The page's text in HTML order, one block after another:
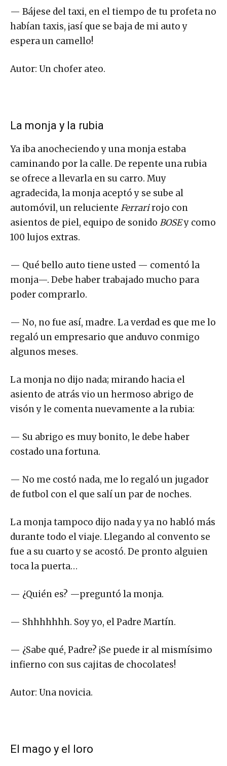
— Bájese del taxi, en el tiempo de tu profeta no
habían taxis, ¡así que se baja de mi auto y
espera un camello!
Autor: Un chofer ateo.
La monja y la rubia
Ya iba anocheciendo y una monja estaba
caminando por la calle. De repente una rubia
se ofrece a llevarla en su carro. Muy
agradecida, la monja aceptó y se sube al
automóvil, un reluciente Ferrarirojo con
asientos de piel, equipo de sonido BOSEy como
100 lujos extras.
— Qué bello auto tiene usted — comentó la
monja—. Debe haber trabajado mucho para
poder comprarlo.
— No, no fue así, madre. La verdad es que me lo
regaló un empresario que anduvo conmigo
algunos meses.
La monja no dijo nada; mirando hacia el
asiento de atrás vio un hermoso abrigo de
visón y le comenta nuevamente a la rubia:
— Su abrigo es muy bonito, le debe haber
costado una fortuna.
— No me costó nada, me lo regaló un jugador
de futbol con el que salí un par de noches.
La monja tampoco dijo nada y ya no habló más
durante todo el viaje. Llegando al convento se
fue a su cuarto y se acostó. De pronto alguien
toca la puerta…
— ¿Quién es? —preguntó la monja.
— Shhhhhhh. Soy yo, el Padre Martín.
— ¿Sabe qué, Padre? ¡Se puede ir al mismísimo
infierno con sus cajitas de chocolates!
Autor: Una novicia.
El mago y el loro